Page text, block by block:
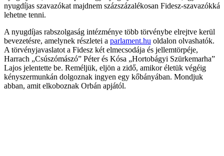
nyugdíjas szavazókat majdnem százszázalékosan Fidesz-szavazókká
lehetne tenni.
A nyugdíjas rabszolgaság intézménye több törvénybe elrejtve kerül
bevezetésre, amelynek részletei a parlament.hu oldalon olvashatók.
A törvényjavaslatot a Fidesz két elmecsodája és jellemtörpéje,
Harrach „Csúszómászó” Péter és Kósa „Hortobágyi Szürkemarha”
Lajos jelentette be. Reméljük, eljön a zidő, amikor életük végéig
kényszermunkán dolgoznak ingyen egy kőbányában. Mondjuk
abban, amit elkoboznak Orbán apjától.